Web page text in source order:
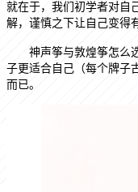
就在于，我们初学者对自
解，谨慎之下让自己变得
神声筝与敦煌筝怎么
子更适合自己（每个牌子
而已。